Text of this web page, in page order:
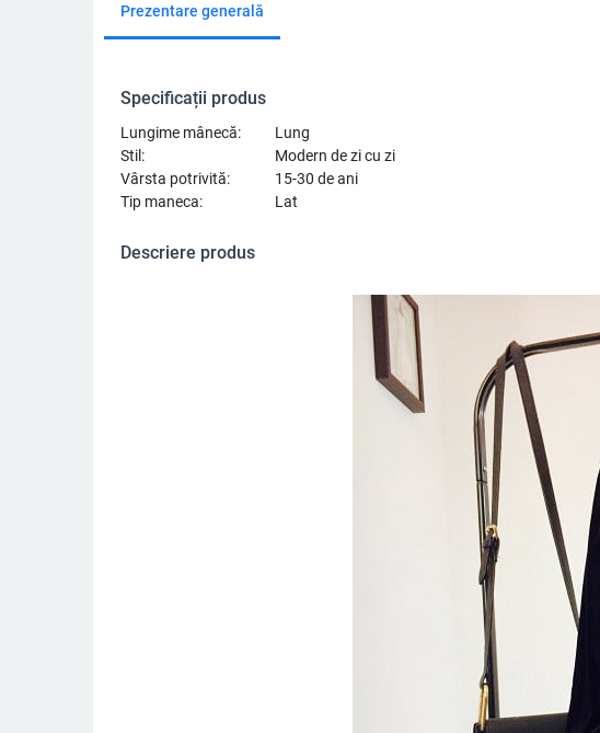
Prezentare generală
Specificații produs
Lungime mânecă: Lung
Stil:
Modern de zi cu zi
Vârsta potrivită:
15-30 de ani
Tip maneca:
Lat
Descriere produs